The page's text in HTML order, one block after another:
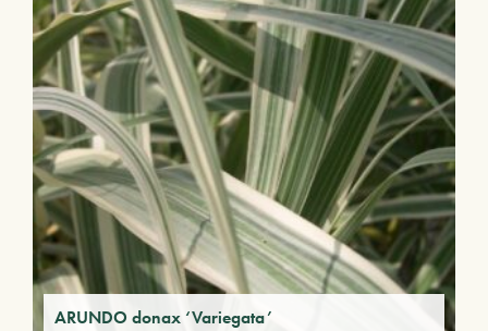
ARUNDO donax ‘Variegata’